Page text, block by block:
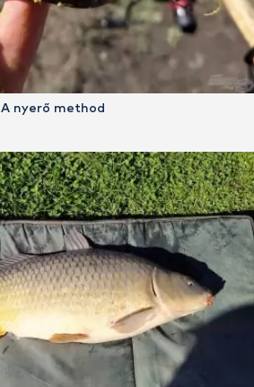
A nyerő method